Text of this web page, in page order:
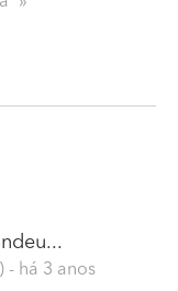
- há 3 anos